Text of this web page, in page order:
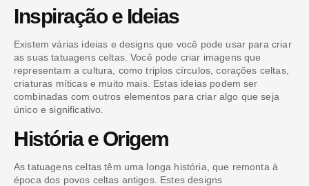
Inspiração e Ideias
Existem várias ideias e designs que você pode usar para criar
as suas tatuagens celtas. Você pode criar imagens que
representam a cultura, como triplos círculos, corações celtas,
criaturas míticas e muito mais. Estas ideias podem ser
combinadas com outros elementos para criar algo que seja
único e significativo.
História e Origem
As tatuagens celtas têm uma longa história, que remonta à
época dos povos celtas antigos. Estes designs